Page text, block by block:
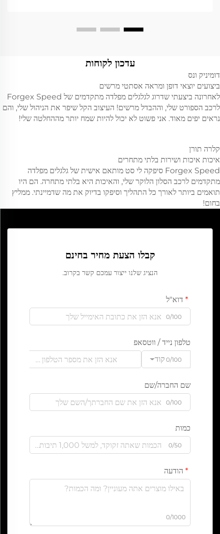
עדכון לקוחות
דומיניק ונס
ביצועים יוצאי דופן ומראה אסתטי מרשים
לאחרונה ביצעתי שדרוג לגלגלים מפלדה מתקדמים של Forgex Speed
לרכב הספורט שלי, וההבדל מרשים! העיצוב הקל שיפר את הניהול שלי, והם
נראים יפים מאוד. אני פשוט לא יכול להיות שמח יותר מההחלטה שלי!
קלרה תורן
איכות איכות ושירות בלתי מתחרים
Forgex Speed סיפקה לי סט מותאם אישית של גלגלים מפלדה
מתקדמים לרכב הסלון הלוקר שלי, והאיכות היא בלתי מתחרה. הם היו
תואמים ביותר לאורך כל התהליך וסיפקו בדיוק את מה שדמיינתי. ממליץ
בחום!
קבלו הצעת מחיר בחינם
הנציג שלנו ייצור עמכם קשר בקרוב.
דוא"ל
0/100
טלפון נייד / ווטסאפ
קוד 0/100
שם החברה/שם
0/100
כמות
0/50
הודעה
0/1000